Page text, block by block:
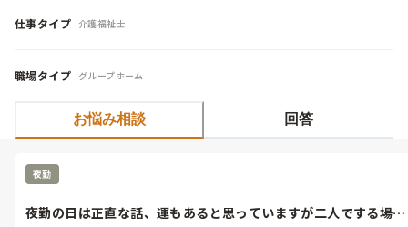
仕事タイプ 介護福祉士
職場タイプ グループホーム
お悩み相談 回答
夜勤
夜勤の日は正直な話、運もあると思っていますが二人でする場合